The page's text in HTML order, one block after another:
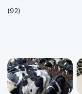
(92)